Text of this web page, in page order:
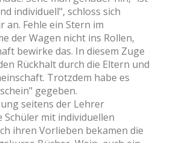
individuell", schloss sich
an. Fehle ein Stern im
der Wagen nicht ins Rollen,
bewirke das. In diesem Zuge
Rückhalt durch die Eltern und
Trotzdem habe es
gegeben.
seitens der Lehrer
Schüler mit individuellen
ihren Vorlieben bekamen die